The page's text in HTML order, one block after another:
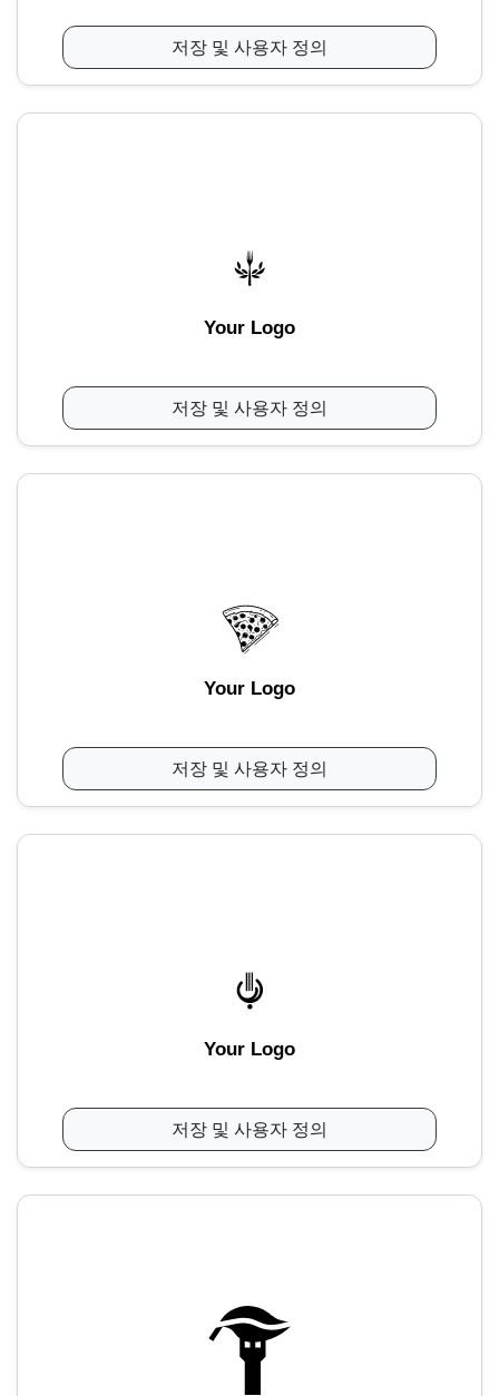
저장 및 사용자 정의
Your Logo
저장 및 사용자 정의
Your Logo
저장 및 사용자 정의
Your Logo
저장 및 사용자 정의